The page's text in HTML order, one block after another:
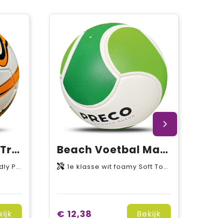
Voetbal maat 5 Training ECO
binnenbal
Beach Voetbal Maat 5
1e klasse wit foamy Soft Touch PVC kunstleder, 6P free (weekmaker vrij), Latex binnenbal
€ 12,38 Bekijk